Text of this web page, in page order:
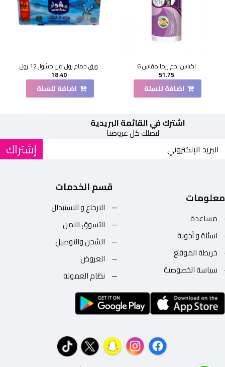
اكياس لحم ريما مقاس 6
51.75
اضافة للسلة
ورق حمام رول من مشوار 12 رول
18.40
اضافة للسلة
اشترك في القائمة البريدية
لتصلك كل عروضنا
إشتراك
معلومات
مساعدة
اسئلة و أجوبة
خريطة الموقع
سياسة الخصوصية
قسم الخدمات
الارجاع و الاستبدال
التسوق الآمن
الشحن والتوصيل
العروض
نظام العمولة